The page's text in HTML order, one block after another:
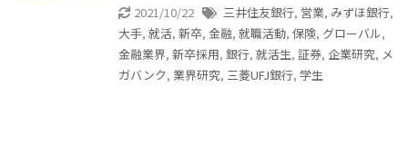
2021/10/22 三井住友銀行, 営業, みずほ銀行,
大手, 就活, 新卒, 金融, 就職活動, 保険, グローバル,
金融業界, 新卒採用, 銀行, 就活生, 証券, 企業研究, メ
ガバンク, 業界研究, 三菱UFJ銀行, 学生